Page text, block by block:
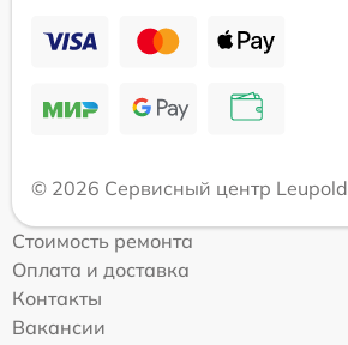
© 2026 Сервисный центр Leupold
Стоимость ремонта
Оплата и доставка
Контакты
Вакансии